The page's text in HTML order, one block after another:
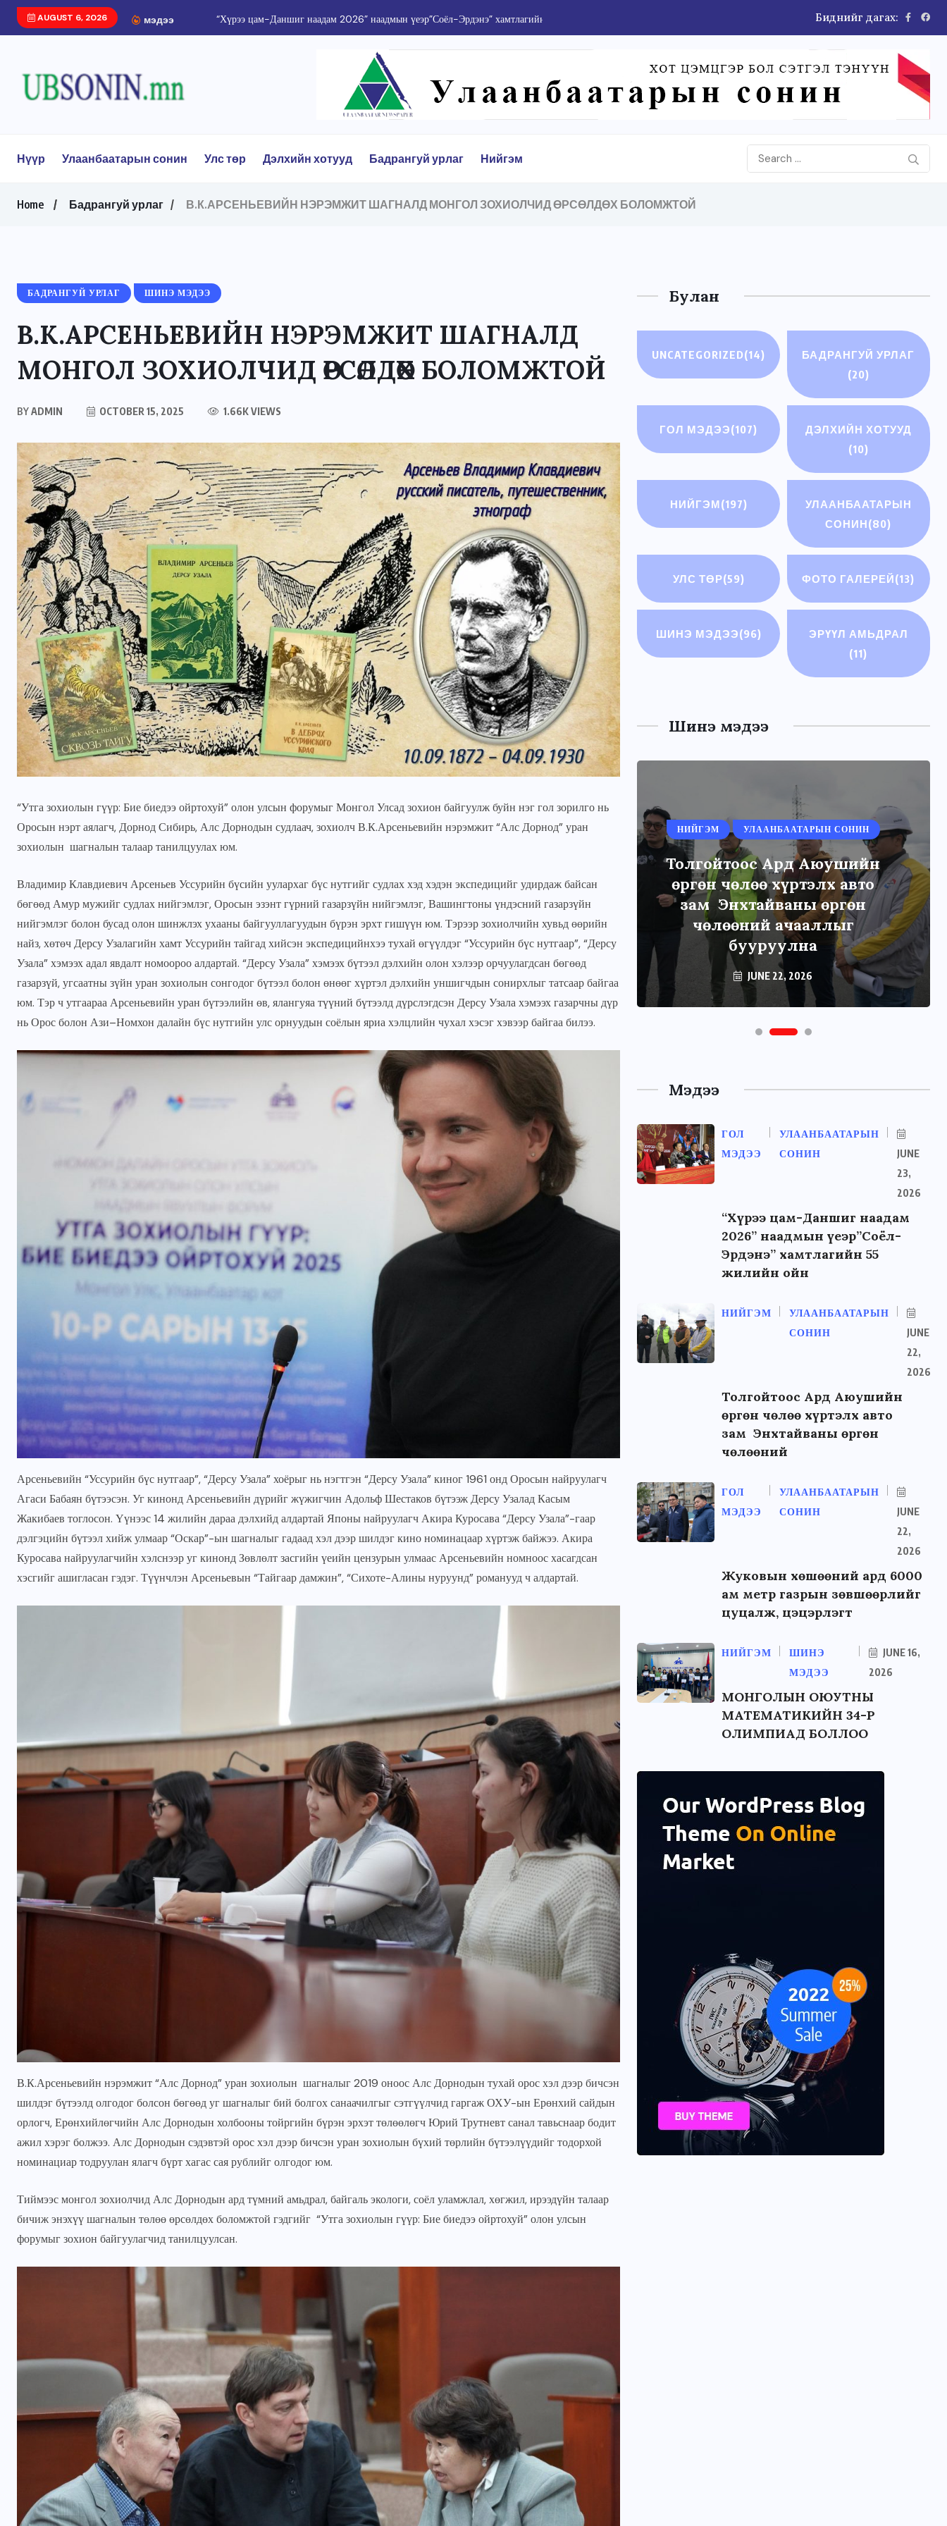
AUGUST 6, 2026 мэдээ Толгойтоос Ард Аюушийн өргөн чөлөө хүртэлх авто зам Энхтайваны... Биднийг дагах:
Нүүр Улаанбаатарын сонин Улс төр Дэлхийн хотууд Бадрангуй урлаг Нийгэм
Home Бадрангуй урлаг В.К.АРСЕНЬЕВИЙН НЭРЭМЖИТ ШАГНАЛД МОНГОЛ ЗОХИОЛЧИД ӨРСӨЛДӨХ БОЛОМЖТОЙ
БАДРАНГУЙ УРЛАГ ШИНЭ МЭДЭЭ
В.К.АРСЕНЬЕВИЙН НЭРЭМЖИТ ШАГНАЛД
МОНГОЛ ЗОХИОЛЧИД ӨРСӨЛДӨХ БОЛОМЖТОЙ
BYADMIN OCTOBER 15, 2025 1.66K VIEWS
“Утга зохиолын гүүр: Бие биедээ ойртохуй” олон улсын форумыг Монгол Улсад зохион байгуулж буйн нэг гол зорилго нь
Оросын нэрт аялагч, Дорнод Сибирь, Алс Дорнодын судлаач, зохиолч В.К.Арсеньевийн нэрэмжит “Алс Дорнод” уран
зохиолын шагналын талаар танилцуулах юм.
Владимир Клавдиевич Арсеньев Уссурийн бүсийн уулархаг бүс нутгийг судлах хэд хэдэн экспедицийг удирдаж байсан
бөгөөд Амур мужийг судлах нийгэмлэг, Оросын эзэнт гүрний газарзүйн нийгэмлэг, Вашингтоны үндэсний газарзүйн
нийгэмлэг болон бусад олон шинжлэх ухааны байгууллагуудын бүрэн эрхт гишүүн юм. Тэрээр зохиолчийн хувьд өөрийн
найз, хөтөч Дерсу Узалагийн хамт Уссурийн тайгад хийсэн экспедицийнхээ тухай өгүүлдэг “Уссурийн бүс нутгаар”, “Дерсу
Узала” хэмээх адал явдалт номоороо алдартай. “Дерсу Узала” хэмээх бүтээл дэлхийн олон хэлээр орчуулагдсан бөгөөд
газарзүй, угсаатны зүйн уран зохиолын сонгодог бүтээл болон өнөөг хүртэл дэлхийн уншигчдын сонирхлыг татсаар байгаа
юм. Тэр ч утгаараа Арсеньевийн уран бүтээлийн өв, ялангуяа түүний бүтээлд дүрслэгдсэн Дерсу Узала хэмээх газарчны дүр
нь Орос болон Ази–Номхон далайн бүс нутгийн улс орнуудын соёлын яриа хэлцлийн чухал хэсэг хэвээр байгаа билээ.
Арсеньевийн “Уссурийн бүс нутгаар”, “Дерсу Узала” хоёрыг нь нэгтгэн “Дерсу Узала” киног 1961 онд Оросын найруулагч
Агаси Бабаян бүтээсэн. Уг кинонд Арсеньевийн дүрийг жүжигчин Адольф Шестаков бүтээж Дерсу Узалад Касым
Жакибаев тоглосон. Үүнээс 14 жилийн дараа дэлхийд алдартай Японы найруулагч Акира Куросава “Дерсу Узала”-гаар
дэлгэцийн бүтээл хийж улмаар “Оскар”-ын шагналыг гадаад хэл дээр шилдэг кино номинацаар хүртэж байжээ. Акира
Куросава найруулагчийн хэлснээр уг кинонд Зөвлөлт засгийн үеийн цензурын улмаас Арсеньевийн номноос хасагдсан
хэсгийг ашигласан гэдэг. Түүнчлэн Арсеньевын “Тайгаар дамжин”, “Сихоте-Алины нуруунд” романууд ч алдартай.
В.К.Арсеньевийн нэрэмжит “Алс Дорнод” уран зохиолын шагналыг 2019 оноос Алс Дорнодын тухай орос хэл дээр бичсэн
шилдэг бүтээлд олгодог болсон бөгөөд уг шагналыг бий болгох санаачилгыг сэтгүүлчид гаргаж ОХУ-ын Ерөнхий сайдын
орлогч, Ерөнхийлөгчийн Алс Дорнодын холбооны тойргийн бүрэн эрхэт төлөөлөгч Юрий Трутневт санал тавьснаар бодит
ажил хэрэг болжээ. Алс Дорнодын сэдэвтэй орос хэл дээр бичсэн уран зохиолын бүхий төрлийн бүтээлүүдийг тодорхой
номинациар тодруулан ялагч бүрт хагас сая рублийг олгодог юм.
Тиймээс монгол зохиолчид Алс Дорнодын ард түмний амьдрал, байгаль экологи, соёл уламжлал, хөгжил, ирээдүйн талаар
бичиж энэхүү шагналын төлөө өрсөлдөх боломжтой гэдгийг “Утга зохиолын гүүр: Бие биедээ ойртохуй” олон улсын
форумыг зохион байгуулагчид танилцуулсан.
Булан
UNCATEGORIZED(14)
БАДРАНГУЙ УРЛАГ
(20)
ГОЛ МЭДЭЭ(107)
ДЭЛХИЙН ХОТУУД
(10)
НИЙГЭМ(197)
УЛААНБААТАРЫН
СОНИН(80)
УЛС ТӨР(59) ФОТО ГАЛЕРЕЙ(13)
ШИНЭ МЭДЭЭ(96)
ЭРҮҮЛ АМЬДРАЛ
(11)
Шинэ мэдээ
ГОЛ МЭДЭЭ УЛААНБААТАРЫН СОНИН
6000 ам метр газрын
зөвшөөрлийг цуцалж,
цэцэрлэгт хүрээлэн
болгоно
“Хүрээ цам-Даншиг наадам
2026” наадмын үеэр”Соёл-
Эрдэнэ” хамтлагийн 55
жилийн ойн шоу болно
НИЙГЭМ УЛААНБААТАРЫН СОНИН
Толгойтоос Ард Аюушийн
өргөн чөлөө хүртэлх авто
зам Энхтайваны өргөн
чөлөөний ачааллыг
бууруулна
JUNE 22, 2026
Мэдээ
ГОЛ
МЭДЭЭ
УЛААНБААТАРЫН
СОНИН
JUNE
23,
2026
“Хүрээ цам-Даншиг наадам
2026” наадмын үеэр”Соёл-
Эрдэнэ” хамтлагийн 55
жилийн ойн
НИЙГЭМ
УЛААНБААТАРЫН
СОНИН
JUNE
22,
2026
Толгойтоос Ард Аюушийн
өргөн чөлөө хүртэлх авто
зам Энхтайваны өргөн
чөлөөний
ГОЛ
МЭДЭЭ
УЛААНБААТАРЫН
СОНИН
JUNE
22,
2026
Жуковын хөшөөний ард 6000
ам метр газрын зөвшөөрлийг
цуцалж, цэцэрлэгт
НИЙГЭМ
ШИНЭ
МЭДЭЭ
JUNE 16,
2026
МОНГОЛЫН ОЮУТНЫ
МАТЕМАТИКИЙН 34-Р
ОЛИМПИАД БОЛЛОО